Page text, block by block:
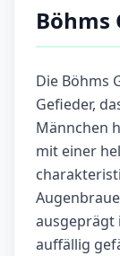
Böhms
Die Böhms
Gefieder,
Männchen
mit einer
ausgeprägt
auffällig